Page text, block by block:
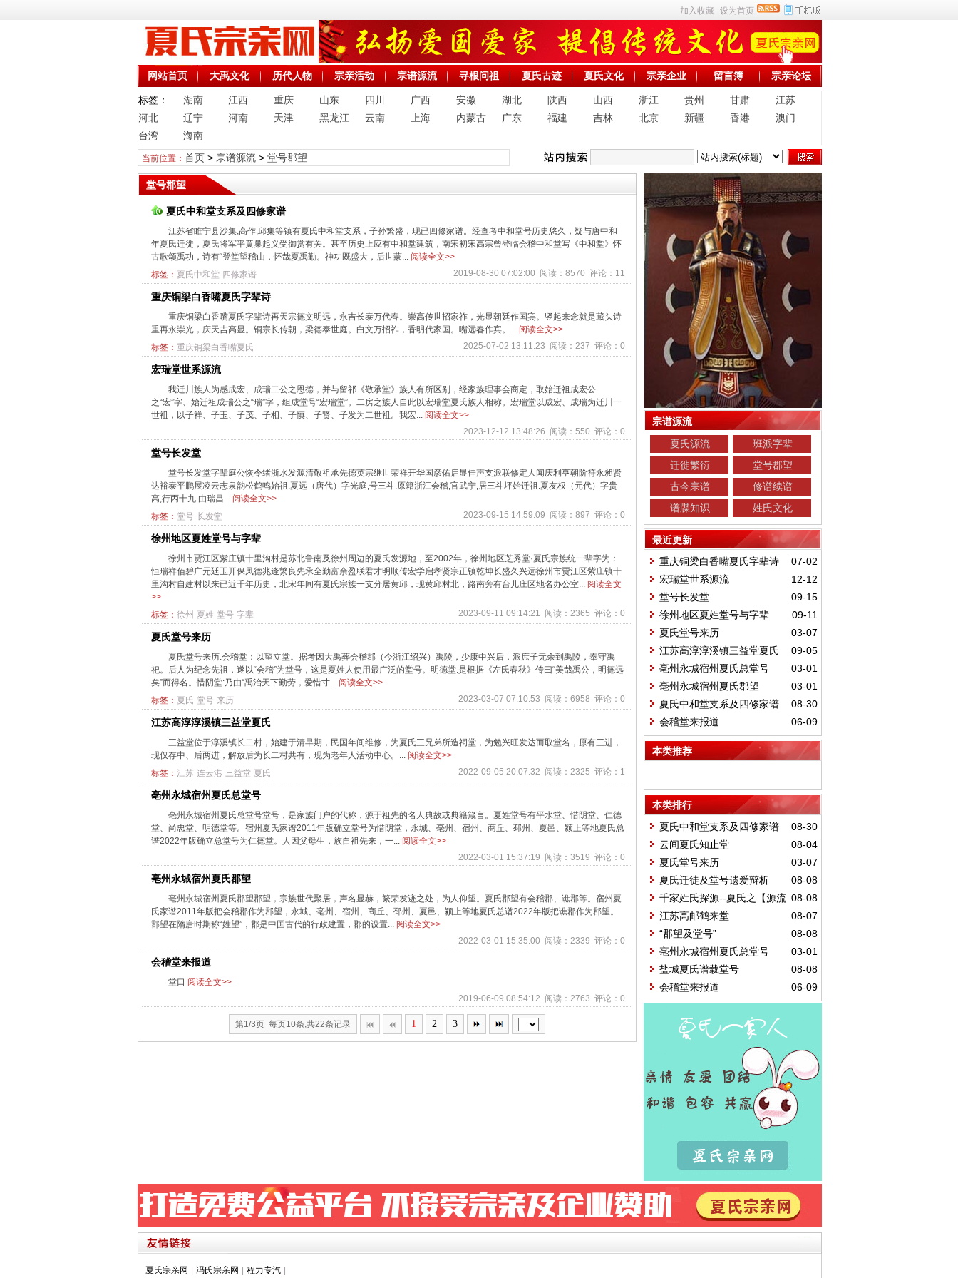
加入收藏 设为首页
网站首页 大禹文化 历代人物 宗亲活动 宗谱源流 寻根问祖 夏氏古迹 夏氏文化 宗亲企业 留言簿 宗亲论坛
标签： 湖南 江西 重庆 山东 四川 广西 安徽 湖北 陕西 山西 浙江 贵州 甘肃
江苏
河北
辽宁 河南 天津 黑龙江 云南 上海 内蒙古 广东 福建 吉林 北京 新疆 香港
澳门
台湾
海南
当前位置： 首页> 宗谱源流> 堂号郡望
堂号郡望
夏氏中和堂支系及四修家谱
江苏省睢宁县沙集,高作,邱集等镇有夏氏中和堂支系，子孙繁盛，现已四修家谱。经查考中和堂号历史悠久，疑与唐中和
年夏氏迁徙，夏氏将军平黄巢起义受御赏有关。甚至历史上应有中和堂建筑，南宋初宋高宗曾登临会稽中和堂写《中和堂》怀
古歌颂禹功，诗有“登堂望稽山，怀哉夏禹勤。神功既盛大，后世蒙... 阅读全文>>
2019-08-30 07:02:00 阅读：8570 评论：11
标签： 夏氏中和堂 四修家谱
重庆铜梁白香嘴夏氏字辈诗
重庆铜梁白香嘴夏氏字辈诗再天宗德文明远，永吉长泰万代春。崇高传世招家祚，光显朝廷作国宾。竖起来念就是藏头诗
重再永崇光，庆天吉高显。铜宗长传朝，梁德泰世庭。白文万招祚，香明代家国。嘴远春作宾。... 阅读全文>>
2025-07-02 13:11:23 阅读：237 评论：0
标签： 重庆铜梁白香嘴夏氏
宏瑞堂世系源流
我迁川族人为感成宏、成瑞二公之恩德，并与留祁《敬承堂》族人有所区别，经家族理事会商定，取始迁祖成宏公
之“宏”字、始迁祖成瑞公之“瑞”字，组成堂号“宏瑞堂”。二房之族人自此以宏瑞堂夏氏族人相称。宏瑞堂以成宏、成瑞为迁川一
世祖，以子祥、子玉、子茂、子相、子慎、子贤、子发为二世祖。我宏... 阅读全文>>
2023-12-12 13:48:26 阅读：550 评论：0
堂号长发堂
堂号长发堂字辈庭公恢令绪浙水发源清敬祖承先德英宗继世荣祥开华国彦佑启显佳声支派联修定人闻庆利亨朝阶符永昶贤
达裕泰平鹏展凌云志泉韵松鹤鸣始祖:夏远（唐代）字光庭,号三斗.原籍浙江会稽,官武宁,居三斗坪始迁祖:夏友权（元代）字贵
高,行丙十九.由瑞昌... 阅读全文>>
2023-09-15 14:59:09 阅读：897 评论：0
标签： 堂号 长发堂
徐州地区夏姓堂号与字辈
徐州市贾汪区紫庄镇十里沟村是苏北鲁南及徐州周边的夏氏发源地，至2002年，徐州地区芝秀堂·夏氏宗族统一辈字为：
恒瑞祥佰碧广元廷玉开保凤德兆逢繁良先承全勤富余盈联君才明顺传宏学启孝贤宗正镇乾坤长盛久兴远徐州市贾汪区紫庄镇十
里沟村自建村以来已近千年历史，北宋年间有夏氏宗族一支分居黄邱，现黄邱村北，路南旁有台儿庄区地名办公室... 阅读全文
>>
2023-09-11 09:14:21 阅读：2365 评论：0
标签： 徐州 夏姓 堂号 字辈
夏氏堂号来历
夏氏堂号来历:会稽堂：以望立堂。据考因大禹葬会稽郡（今浙江绍兴）禹陵，少康中兴后，派庶子无余到禹陵，奉守禹
祀。后人为纪念先祖，遂以“会稽”为堂号，这是夏姓人使用最广泛的堂号。明德堂:是根据《左氏春秋》传曰“美哉禹公，明德远
矣”而得名。惜阴堂:乃由“禹治天下勤劳，爱惜寸... 阅读全文>>
2023-03-07 07:10:53 阅读：6958 评论：0
标签： 夏氏 堂号 来历
江苏高淳淳溪镇三益堂夏氏
三益堂位于淳溪镇长二村，始建于清早期，民国年间维修，为夏氏三兄弟所造祠堂，为勉兴旺发达而取堂名，原有三进，
现仅存中、后两进，解放后为长二村共有，现为老年人活动中心。... 阅读全文>>
2022-09-05 20:07:32 阅读：2325 评论：1
标签： 江苏 连云港 三益堂 夏氏
亳州永城宿州夏氏总堂号
亳州永城宿州夏氏总堂号堂号，是家族门户的代称，源于祖先的名人典故或典籍箴言。夏姓堂号有平水堂、惜阴堂、仁德
堂、尚忠堂、明德堂等。宿州夏氏家谱2011年版确立堂号为惜阴堂，永城、亳州、宿州、商丘、邳州、夏邑、颍上等地夏氏总
谱2022年版确立总堂号为仁德堂。人因父母生，族自祖先来，一... 阅读全文>>
2022-03-01 15:37:19 阅读：3519 评论：0
亳州永城宿州夏氏郡望
亳州永城宿州夏氏郡望郡望，宗族世代聚居，声名显赫，繁荣发迹之处，为人仰望。夏氏郡望有会稽郡、谯郡等。宿州夏
氏家谱2011年版把会稽郡作为郡望，永城、亳州、宿州、商丘、邳州、夏邑、颍上等地夏氏总谱2022年版把谯郡作为郡望。
郡望在隋唐时期称“姓望”，郡是中国古代的行政建置，郡的设置... 阅读全文>>
2022-03-01 15:35:00 阅读：2339 评论：0
会稽堂来报道
堂口 阅读全文>>
2019-06-09 08:54:12 阅读：2763 评论：0
第1/3页 每页10条,共22条记录 1 2 3
宗谱源流
夏氏源流
班派字辈
迁徙繁衍
堂号郡望
古今宗谱
修谱续谱
谱牒知识
姓氏文化
最近更新
07-02
重庆铜梁白香嘴夏氏字辈诗
12-12
宏瑞堂世系源流
09-15
堂号长发堂
09-11
徐州地区夏姓堂号与字辈
03-07
夏氏堂号来历
09-05
江苏高淳淳溪镇三益堂夏氏
03-01
亳州永城宿州夏氏总堂号
03-01
亳州永城宿州夏氏郡望
08-30
夏氏中和堂支系及四修家谱
06-09
会稽堂来报道
本类推荐
本类排行
08-30
夏氏中和堂支系及四修家谱
08-04
云间夏氏知止堂
03-07
夏氏堂号来历
08-08
夏氏迁徒及堂号遗爱辩析
08-08
千家姓氏探源--夏氏之【源流
郡望】
08-07
江苏高邮鹤来堂
08-08
“郡望及堂号”
03-01
亳州永城宿州夏氏总堂号
08-08
盐城夏氏谱载堂号
06-09
会稽堂来报道
夏氏宗亲网 冯氏宗亲网 程力专汽